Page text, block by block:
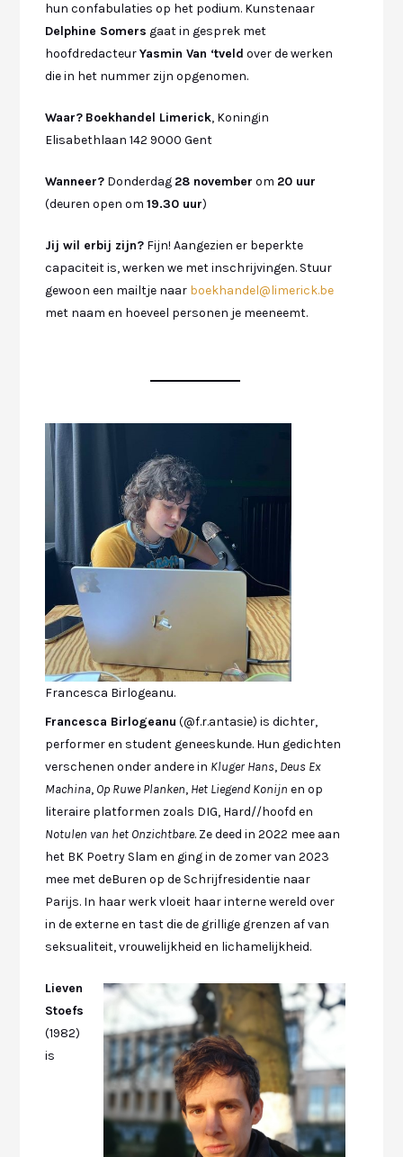
hun confabulaties op het podium. Kunstenaar
Delphine Somers gaat in gesprek met
hoofdredacteurYasmin Van ‘tveld over de werken
die in het nummer zijn opgenomen.
Waar? Boekhandel Limerick, Koningin
Elisabethlaan 142 9000 Gent
Wanneer? Donderdag 28 november om 20 uur
(deuren open om19.30 uur)
Jij wil erbij zijn? Fijn! Aangezien er beperkte
capaciteit is, werken we met inschrijvingen. Stuur
gewoon een mailtje naar boekhandel@limerick.be
met naam en hoeveel personen je meeneemt.
Francesca Birlogeanu.
Francesca Birlogeanu (@f.r.antasie) is dichter,
performer en student geneeskunde. Hun gedichten
verschenen onder andere in Kluger Hans, Deus Ex
Machina, Op Ruwe Planken, Het Liegend Konijn en op
literaire platformen zoals DIG, Hard//hoofd en
Notulen van het Onzichtbare. Ze deed in 2022 mee aan
het BK Poetry Slam en ging in de zomer van 2023
mee met deBuren op de Schrijfresidentie naar
Parijs. In haar werk vloeit haar interne wereld over
in de externe en tast die de grillige grenzen af van
seksualiteit, vrouwelijkheid en lichamelijkheid.
Lieven
Stoefs
(1982)
is